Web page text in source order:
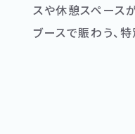
スや休憩スペース
ブースで賑わう、